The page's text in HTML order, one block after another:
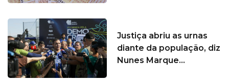
Justiça abriu as urnas
diante da população, diz
Nunes Marque...